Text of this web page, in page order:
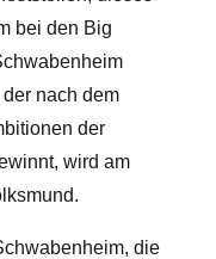
bei den Big
nach dem
der
wird am
die